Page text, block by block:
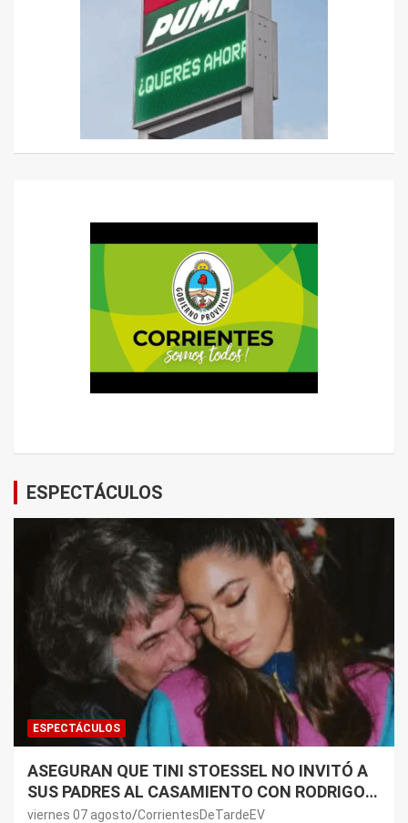
ESPECTÁCULOS
ESPECTÁCULOS
ASEGURAN QUE TINI STOESSEL NO INVITÓ A
SUS PADRES AL CASAMIENTO CON RODRIGO
DE PAUL: LOS MOTIVOS
viernes 07 agosto CorrientesDeTardeEV